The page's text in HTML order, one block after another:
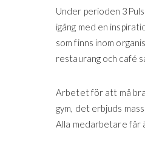
Under perioden
igång med en
som finns inom
restaurang och café
Arbetet för att må
gym, det erbjuds
Alla medarbetare får